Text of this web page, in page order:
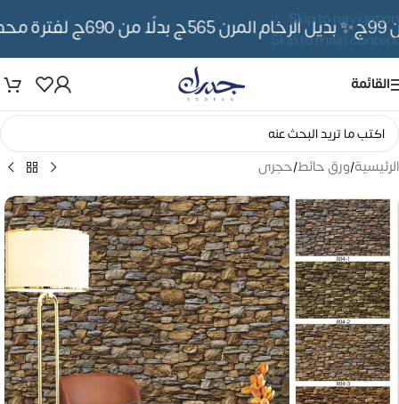
Skip to navigation
Skip to main content
✨ بديل الرخام المرن 565ج بدلًا من 690ج لفترة محدوده
القائمة
الرئيسية/ورق حائط/حجرى